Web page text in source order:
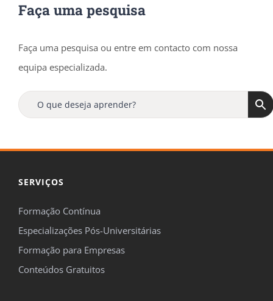
Faça uma pesquisa
Faça uma pesquisa ou entre em contacto com nossa
equipa especializada.
SERVIÇOS
Formação Contínua
Especializações Pós-Universitárias
Formação para Empresas
Conteúdos Gratuitos